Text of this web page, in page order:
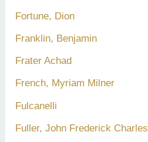
Fortune, Dion
Franklin, Benjamin
Frater Achad
French, Myriam Milner
Fulcanelli
Fuller, John Frederick Charles